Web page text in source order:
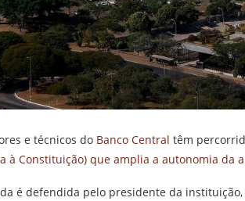
e técnicos do Banco Central têm
à Constituição) que amplia a autonomia da
é defendida pelo presidente da instituição,